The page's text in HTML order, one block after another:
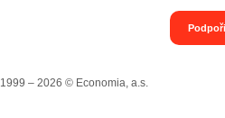
1999 – 2026 © Economia, a.s.